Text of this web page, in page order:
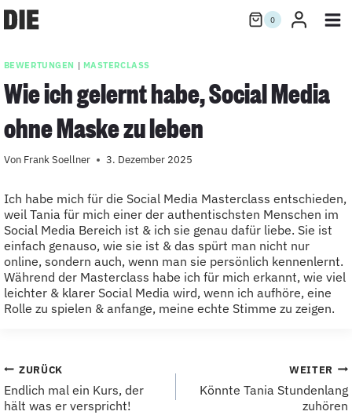
Zum
Inhalt
0
BEWERTUNGEN | MASTERCLASS
Wie ich gelernt habe, Social Media
ohne Maske zu leben
Von Frank Soellner 3. Dezember 2025
Ich habe mich für die Social Media Masterclass entschieden,
weil Tania für mich einer der authentischsten Menschen im
Social Media Bereich ist & ich sie genau dafür liebe. Sie ist
einfach genauso, wie sie ist & das spürt man nicht nur
online, sondern auch, wenn man sie persönlich kennenlernt.
Während der Masterclass habe ich für mich erkannt, wie viel
leichter & klarer Social Media wird, wenn ich aufhöre, eine
Rolle zu spielen & anfange, meine echte Stimme zu zeigen.
Beitragsnavigation
ZURÜCK
Endlich mal ein Kurs, der
hält was er verspricht!
WEITER
Könnte Tania Stundenlang
zuhören